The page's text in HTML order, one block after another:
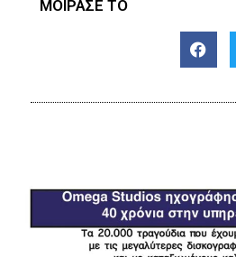
ΜΟΙΡΑΣΕ ΤΟ